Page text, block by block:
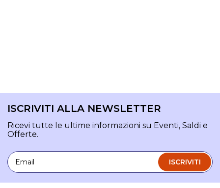
ISCRIVITI ALLA NEWSLETTER
Ricevi tutte le ultime informazioni su Eventi, Saldi e
Offerte.
Email
ISCRIVITI